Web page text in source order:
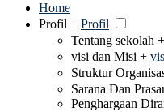
Home
Profil + Profil
Tentang sekolah +
visi dan Misi +
Struktur
Sarana Dan
Penghargaan